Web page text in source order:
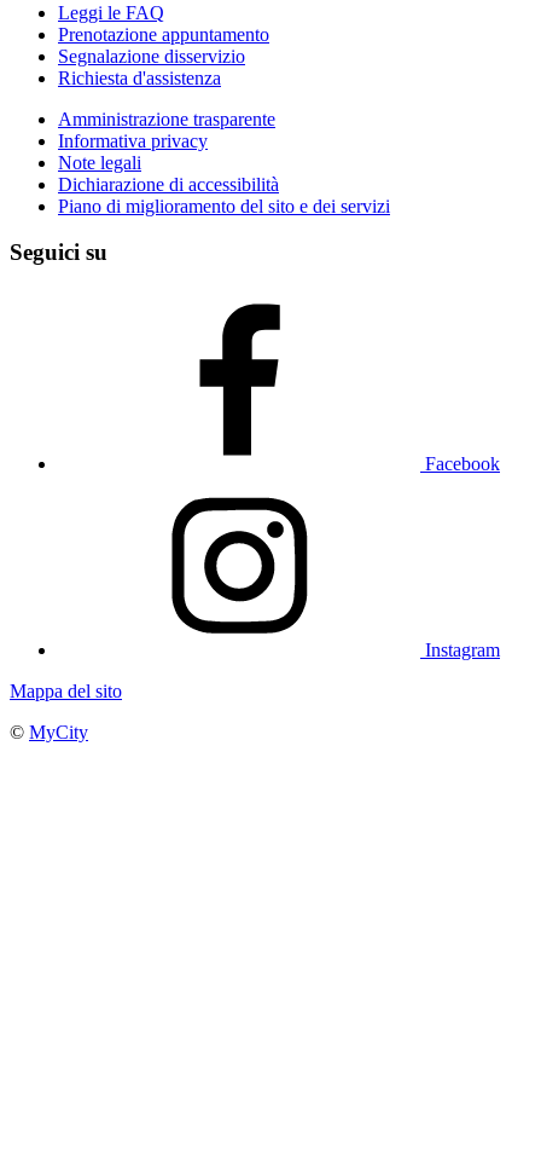
Leggi le FAQ
Prenotazione appuntamento
Segnalazione disservizio
Richiesta d'assistenza
Amministrazione trasparente
Informativa privacy
Note legali
Dichiarazione di accessibilità
Piano di miglioramento del sito e dei servizi
Seguici su
Facebook
Instagram
Mappa del sito
© MyCity